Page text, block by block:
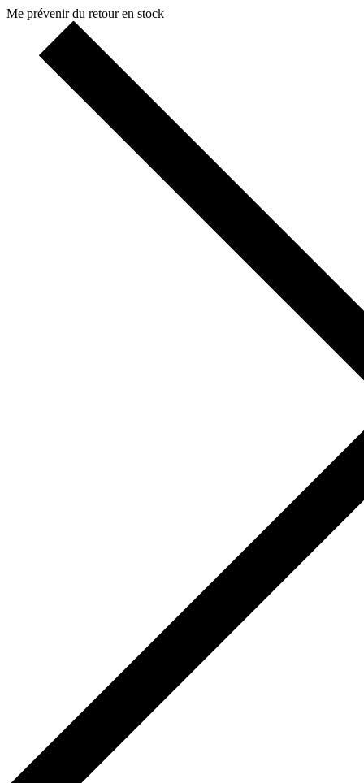
Me prévenir du retour en stock